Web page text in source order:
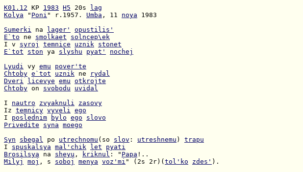
K01.12 KP 1983 H5 20s
lag
Kolya " Poni " r.1957. Umba , 11 noya 1983
Sumerki na lager'
opustilis'
E`to ne smolkaet
solncep\ek
I v syroj temnice uznik stonet
E`tot
ston ya slyshu pyat'
nochej
Lyudi vy emu
pover'te
Chtoby e`tot uznik ne
rydal
Dveri
licevye emu otkrojte
Chtoby on svobodu
uvidal
I nautro zvyaknuli
zasovy
Iz temnicy vyveli ego
I poslednim bylo ego
slovo
Privedite
syna moego
Syn
sbegal po utrechnomu (so slov : utreshnemu ) trapu
I spuskalsya mal'chik let
pyati
Brosilsya na sheyu , kriknul : " Papa
Milyj
moj , s soboj menya voz'mi " (2s 2r)( tol'ko zdes' ).